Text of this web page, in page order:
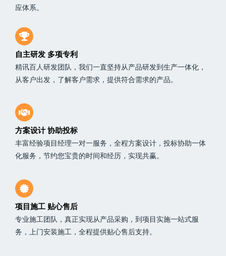
应体系。
自主研发 多项专利
精讯百人研发团队，我们一直坚持从产品研发到生产一体化，
从客户出发，了解客户需求，提供符合需求的产品。
方案设计 协助投标
丰富经验项目经理一对一服务，全程方案设计，投标协助一体
化服务，节约您宝贵的时间和经历，实现共赢。
项目施工 贴心售后
专业施工团队，真正实现从产品采购，到项目实施一站式服
务，上门安装施工，全程提供贴心售后支持。